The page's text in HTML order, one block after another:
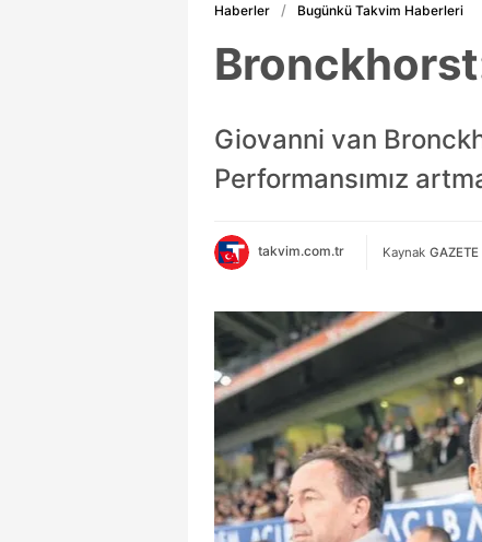
Haberler Bugünkü Takvim Haberleri
Giovanni van
Performansımız
takvim.com.tr Kaynak GAZETE